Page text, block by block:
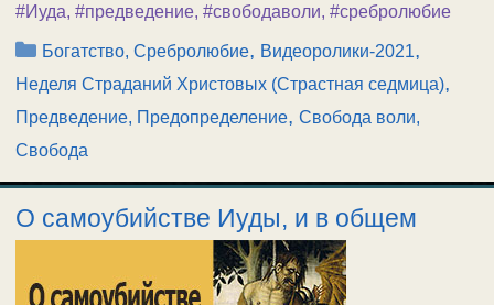
#Иуда, #предведение, #свободаволи, #сребролюбие
Рубрики
Богатство, Сребролюбие, Видеоролики-2021,
Неделя Страданий Христовых (Страстная седмица),
Предведение, Предопределение, Свобода воли,
Свобода
О самоубийстве Иуды, и в общем